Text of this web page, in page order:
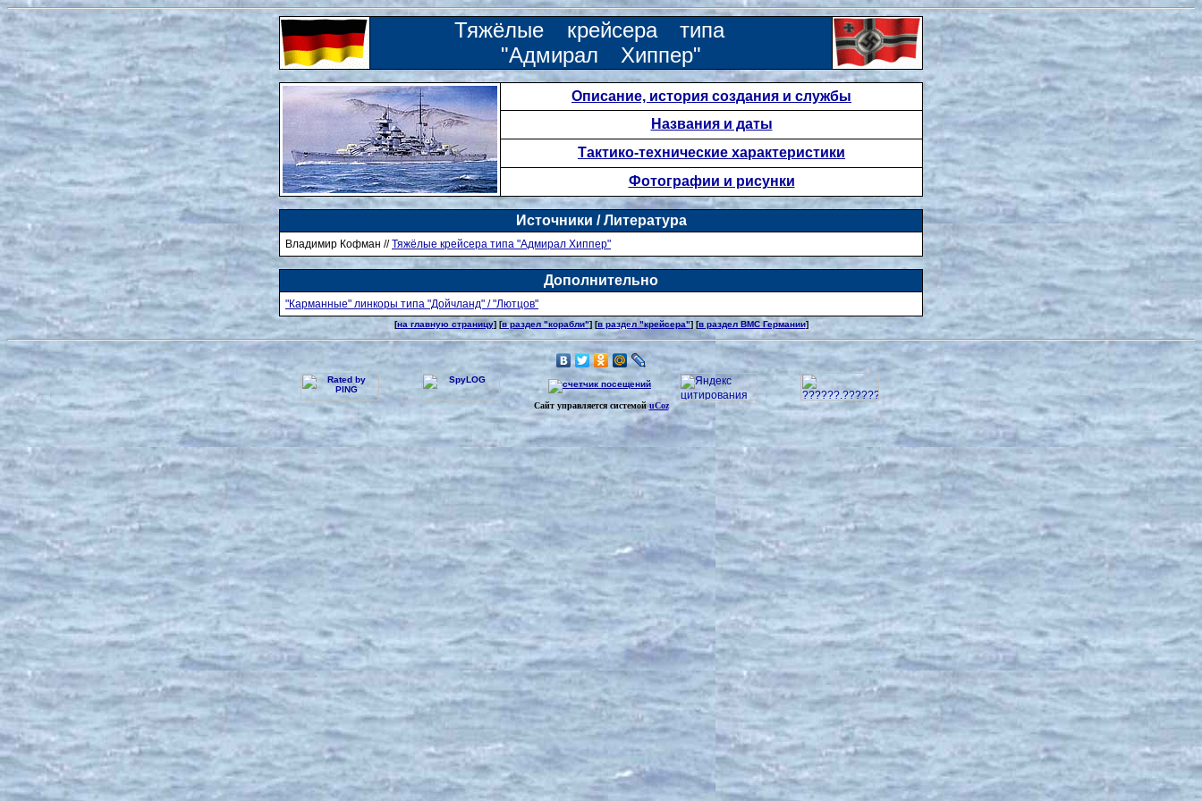
Тяжёлые крейсера типа
"Адмирал Хиппер"
Описание, история создания и службы
Названия и даты
Тактико-технические характеристики
Фотографии и рисунки
Источники / Литература
Владимир Кофман //Тяжёлые крейсера типа "Адмирал Хиппер"
Дополнительно
"Карманные" линкоры типа "Дойчланд" / "Лютцов"
[на главную страницу] [в раздел "корабли"] [в раздел "крейсера"] [в раздел ВМС Германии]
Сайт управляется системойuCoz